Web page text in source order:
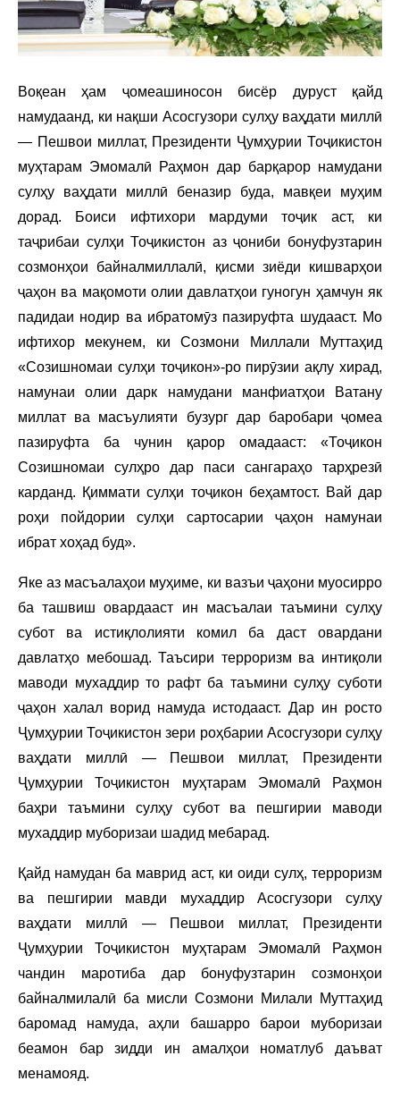
Воқеан ҳам ҷомеашиносон бисёр дуруст қайд
намудаанд, ки нақши Асосгузори сулҳу ваҳдати миллӣ
— Пешвои миллат, Президенти Ҷумҳурии Тоҷикистон
муҳтарам Эмомалӣ Раҳмон дар барқарор намудани
сулҳу ваҳдати миллӣ беназир буда, мавқеи муҳим
дорад. Боиси ифтихори мардуми тоҷик аст, ки
таҷрибаи сулҳи Тоҷикистон аз ҷониби бонуфузтарин
созмонҳои байналмиллалӣ, қисми зиёди кишварҳои
ҷаҳон ва мақомоти олии давлатҳои гуногун ҳамчун як
падидаи нодир ва ибратомӯз пазируфта шудааст. Мо
ифтихор мекунем, ки Созмони Миллали Муттаҳид
«Созишномаи сулҳи тоҷикон»-ро пирӯзии ақлу хирад,
намунаи олии дарк намудани манфиатҳои Ватану
миллат ва масъулияти бузург дар баробари ҷомеа
пазируфта ба чунин қарор омадааст: «Тоҷикон
Созишномаи сулҳро дар паси сангараҳо тарҳрезӣ
карданд. Қиммати сулҳи тоҷикон беҳамтост. Вай дар
роҳи пойдории сулҳи сартосарии ҷаҳон намунаи
ибрат хоҳад буд».
Яке аз масъалаҳои муҳиме, ки вазъи ҷаҳони муосирро
ба ташвиш овардааст ин масъалаи таъмини сулҳу
субот ва истиқлолияти комил ба даст овардани
давлатҳо мебошад. Таъсири терроризм ва интиқоли
маводи мухаддир то рафт ба таъмини сулҳу суботи
ҷаҳон халал ворид намуда истодааст. Дар ин росто
Ҷумҳурии Тоҷикистон зери роҳбарии Асосгузори сулҳу
ваҳдати миллӣ — Пешвои миллат, Президенти
Ҷумҳурии Тоҷикистон муҳтарам Эмомалӣ Раҳмон
баҳри таъмини сулҳу субот ва пешгирии маводи
мухаддир муборизаи шадид мебарад.
Қайд намудан ба маврид аст, ки оиди сулҳ, терроризм
ва пешгирии мавди мухаддир Асосгузори сулҳу
ваҳдати миллӣ — Пешвои миллат, Президенти
Ҷумҳурии Тоҷикистон муҳтарам Эмомалӣ Раҳмон
чандин маротиба дар бонуфузтарин созмонҳои
байналмилалӣ ба мисли Созмони Милали Муттаҳид
баромад намуда, аҳли башарро барои муборизаи
беамон бар зидди ин амалҳои номатлуб даъват
менамояд.